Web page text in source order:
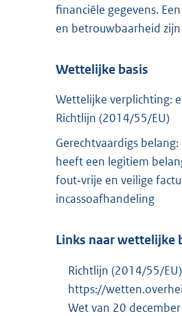
financiële gegevens.
en betrouwbaarheid
Wettelijke basis
Wettelijke verplichting:
Richtlijn (2014/55/EU)
Gerechtvaardigs
heeft een legitiem
fout‑vrije en veilige
incassoafhandeling
Links naar wettelijke
Richtlijn (2014/55/
https://
Wet van 20